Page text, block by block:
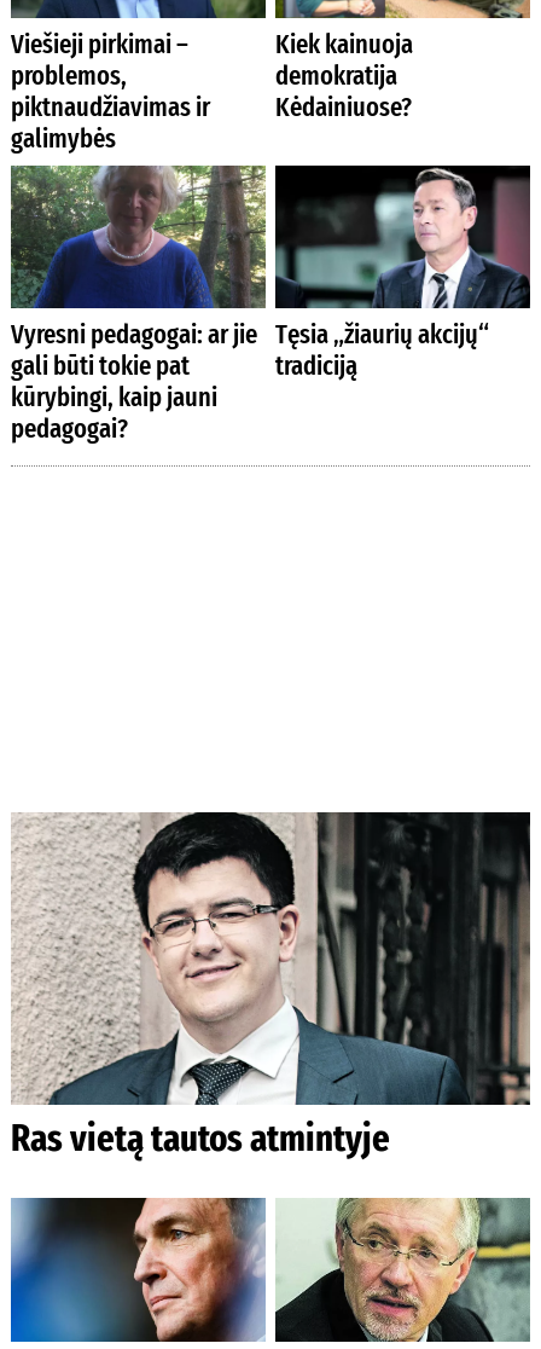
Viešieji pirkimai –
problemos,
piktnaudžiavimas ir
galimybės
Kiek kainuoja
demokratija
Kėdainiuose?
Vyresni pedagogai: ar jie
gali būti tokie pat
kūrybingi, kaip jauni
pedagogai?
Tęsia „žiaurių akcijų“
tradiciją
Ras vietą tautos atmintyje